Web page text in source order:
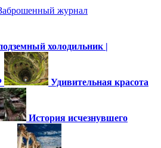
холодильник |
Удивительная красота
История исчезнувшего